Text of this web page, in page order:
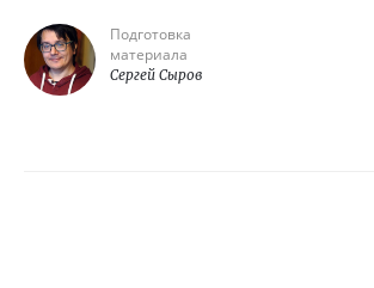
Подготовка
материала
Сергей Сыров